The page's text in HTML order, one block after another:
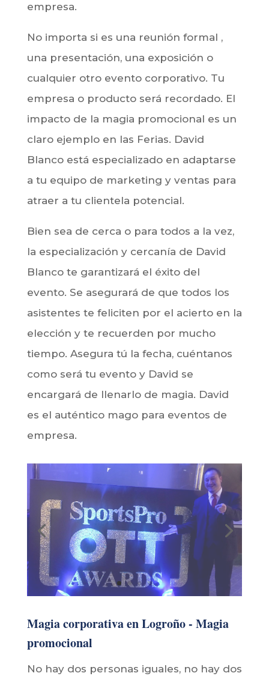
empresa.
No importa si es una reunión formal ,
una presentación, una exposición o
cualquier otro evento corporativo. Tu
empresa o producto será recordado. El
impacto de la magia promocional es un
claro ejemplo en las Ferias. David
Blanco está especializado en adaptarse
a tu equipo de marketing y ventas para
atraer a tu clientela potencial.
Bien sea de cerca o para todos a la vez,
la especialización y cercanía de David
Blanco te garantizará el éxito del
evento. Se asegurará de que todos los
asistentes te feliciten por el acierto en la
elección y te recuerden por mucho
tiempo. Asegura tú la fecha, cuéntanos
como será tu evento y David se
encargará de llenarlo de magia. David
es el auténtico mago para eventos de
empresa.
Magia corporativa en Logroño - Magia
promocional
No hay dos personas iguales, no hay dos
clientes iguales ni dos empresas iguales.
Sin embargo, David conseguirá que
porque sabemos que hoy en día solo si
ofreces algo distinto convertirás a tus
clientes en aliados.